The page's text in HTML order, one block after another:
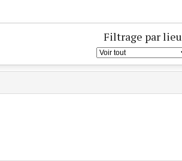
Filtrage par lieu